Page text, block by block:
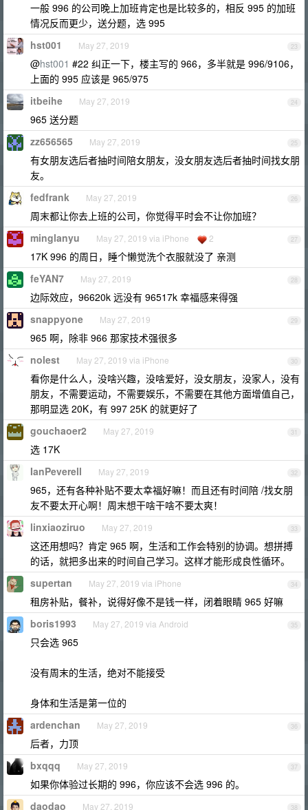
一般 996 的公司晚上加班肯定也是比较多的，相反 995 的加班
情况反而更少，送分题，选 995
23
hst001 May 27, 2019
@hst001 #22 纠正一下，楼主写的 966，多半就是 996/9106，
上面的 995 应该是 965/975
24
itbeihe May 27, 2019
965 送分题
25
zz656565 May 27, 2019
有女朋友选后者抽时间陪女朋友，没女朋友选后者抽时间找女朋
友。
26
fedfrank May 27, 2019
周末都让你去上班的公司，你觉得平时会不让你加班？
27
minglanyu May 27, 2019 via iPhone 2
17K 996 的周日，睡个懒觉洗个衣服就没了 亲测
28
feYAN7 May 27, 2019
边际效应，96620k 远没有 96517k 幸福感来得强
29
snappyone May 27, 2019
965 啊，除非 966 那家技术强很多
30
nolest May 27, 2019 via iPhone
看你是什么人，没啥兴趣，没啥爱好，没女朋友，没家人，没有
朋友，不需要运动，不需要娱乐，不需要在其他方面增值自己，
那明显选 20K，有 997 25K 的就更好了
31
gouchaoer2 May 27, 2019
选 17K
32
IanPeverell May 27, 2019
965，还有各种补贴不要太幸福好嘛！而且还有时间陪 /找女朋
友不要太开心啊！周末想干啥干啥不要太爽！
33
linxiaoziruo May 27, 2019
这还用想吗？肯定 965 啊，生活和工作会特别的协调。想拼搏
的话，就把多出来的时间自己学习。这样才能形成良性循环。
34
supertan May 27, 2019 via iPhone
租房补贴，餐补，说得好像不是钱一样，闭着眼睛 965 好嘛
35
boris1993 May 27, 2019 via Android
只会选 965
没有周末的生活，绝对不能接受
身体和生活是第一位的
36
ardenchan May 27, 2019
后者，力顶
37
bxqqq May 27, 2019
如果你体验过长期的 996，你应该不会选 996 的。
38
daodao May 27, 2019